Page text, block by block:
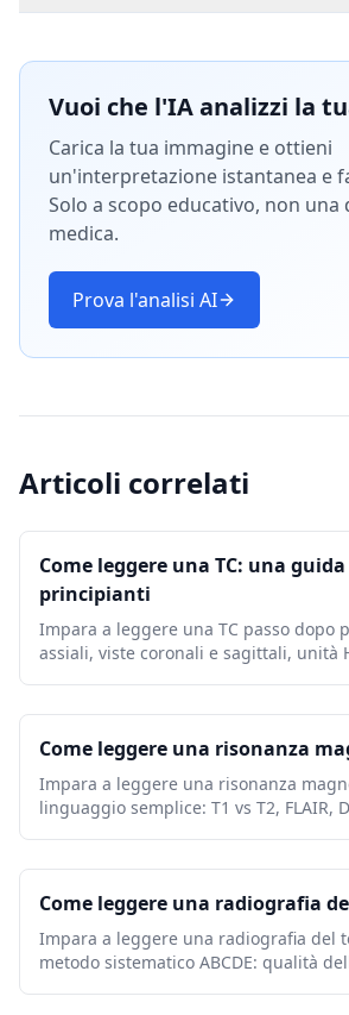
Vuoi che l'IA analizzi la
Carica la tua immagine e ottieni
un'interpretazione istantanea e
Solo a scopo educativo, non una
medica.
Prova l'analisi AI
Articoli correlati
Come leggere una TC: una
principianti
Impara a leggere una TC passo dopo
assiali, viste coronali e sagittali, unità
Come leggere una risonanza
Impara a leggere una risonanza
linguaggio semplice: T1 vs T2, FLAIR,
Come leggere una radiografia
Impara a leggere una radiografia del
metodo sistematico ABCDE: qualità